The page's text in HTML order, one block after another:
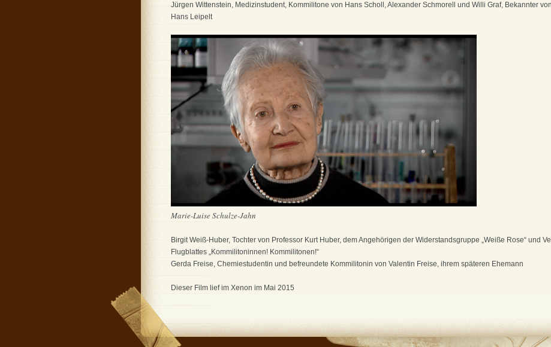
Jürgen Wittenstein, Medizinstudent, Kommilitone von Hans Scholl, Alexander Schmorell und Willi Graf, Bekannter
Hans Leipelt
Marie-Luise Schulze-Jahn
Birgit Weiß-Huber, Tochter von Professor Kurt Huber, dem Angehörigen der Widerstandsgruppe „Weiße Rose“ und
Flugblattes „Kommilitoninnen! Kommilitonen!“
Gerda Freise, Chemiestudentin und befreundete Kommilitonin von Valentin Freise, ihrem späteren Ehemann
Dieser Film lief im Xenon im Mai 2015